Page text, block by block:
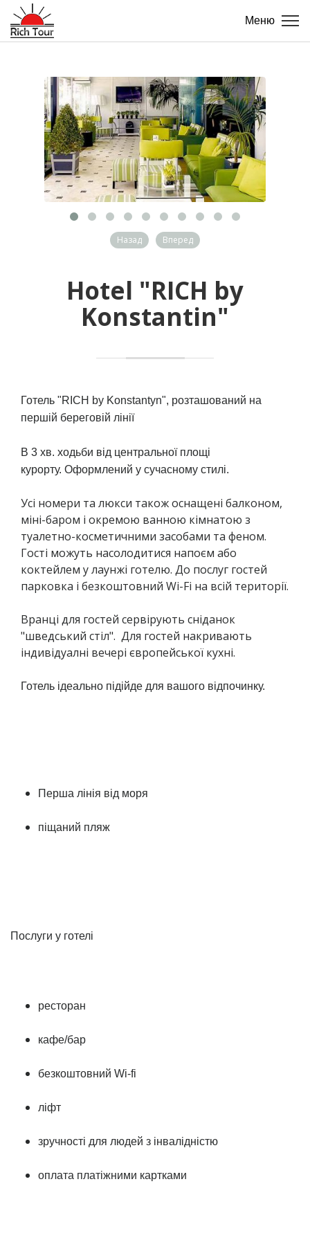
Меню
Назад Вперед
Hotel "RICH by
Konstantin"
Готель "RICH by Konstantyn", розташований на
першій береговій лінії
В 3 хв. ходьби від центральної площі
курорту. Оформлений у сучасному стилі.
Усі номери та люкси також оснащені балконом,
міні-баром і окремою ванною кімнатою з
туалетно-косметичними засобами та феном.
Гості можуть насолодитися напоєм або
коктейлем у лаунжі готелю. До послуг гостей
парковка і безкоштовний Wi-Fi на всій території.
Вранці для гостей сервірують сніданок
"шведський стіл". Для гостей накривають
індивідуалні вечері європейської кухні.
Готель ідеально підійде для вашого відпочинку.
Перша лінія від моря
піщаний пляж
Послуги у готелі
ресторан
кафе/бар
безкоштовний Wi-fi
ліфт
зручності для людей з інвалідністю
оплата платіжними картками